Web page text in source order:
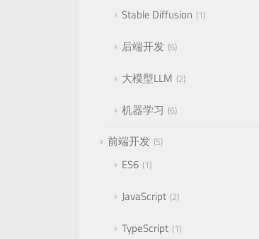
Stable Diffusion 1
后端开发 6
大模型LLM 2
机器学习 6
前端开发 5
ES6 1
JavaScript 2
TypeScript 1